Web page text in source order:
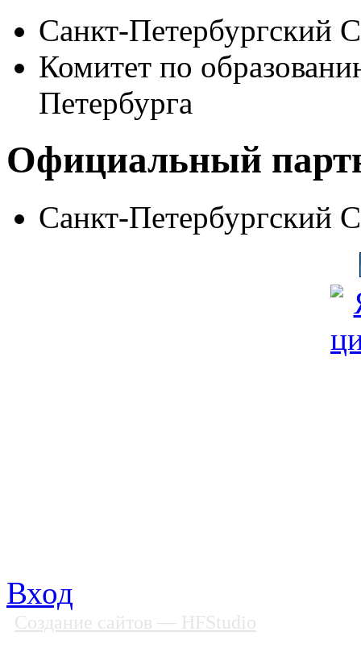
Санкт-Петербургский
Комитет по
Петербурга
Официальный
Санкт-Петербургский
Вход
Создание сайтов — HFStudio